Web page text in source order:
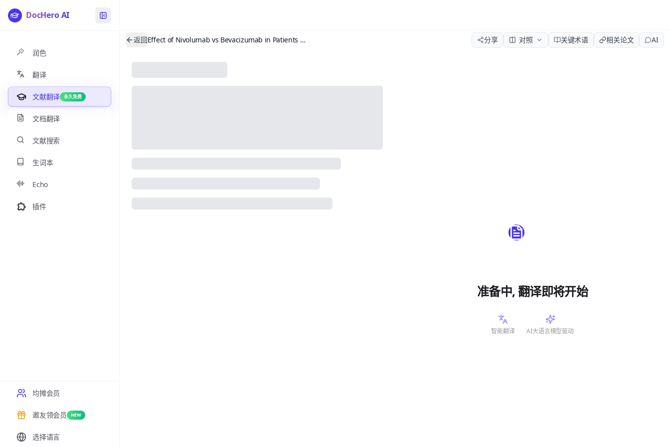
DocHero AI
润色
翻译
文献翻译 永久免费
文档翻译
文献搜索
生词本
Echo
插件
均摊会员
邀友领会员 NEW
选择语言
返回 Effect of Nivolumab vs Bevacizumab in Patients With Recurrent Glioblastoma 分享 对照 关键术语 相关论文 AI
准备中, 翻译即将开始
智能翻译 AI大语言模型驱动